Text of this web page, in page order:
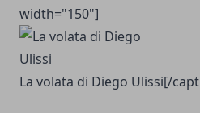
width="150"]
La volata di Diego Ulissi[/